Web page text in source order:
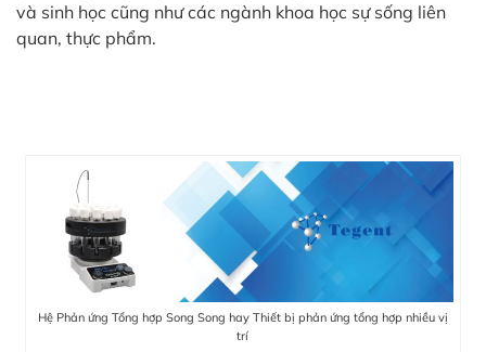
và sinh học cũng như các ngành khoa học sự sống liên
quan, thực phẩm.
Hệ Phản ứng Tổng hợp Song Song hay Thiết bị phản ứng tổng hợp nhiều vị
trí